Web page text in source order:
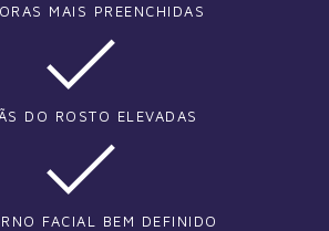
MAIS PREENCHIDAS
DO ROSTO ELEVADAS
FACIAL BEM DEFINIDO